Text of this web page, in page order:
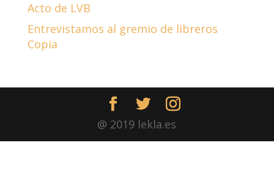
Acto de LVB
Entrevistamos al gremio de libreros
Copia
@ 2019 lekla.es